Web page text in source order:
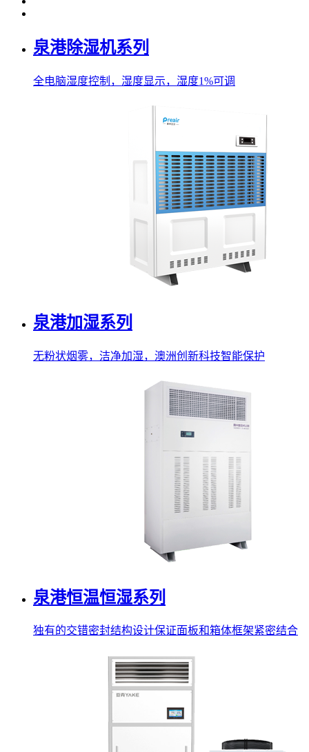
泉港除湿机系列
全电脑湿度控制，湿度显示，湿度1%可调
泉港加湿系列
无粉状烟雾，洁净加湿，澳洲创新科技智能保护
泉港恒温恒湿系列
独有的交错密封结构设计保证面板和箱体框架紧密结合